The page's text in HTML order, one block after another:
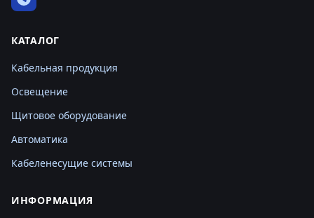
КАТАЛОГ
Кабельная продукция
Освещение
Щитовое оборудование
Автоматика
Кабеленесущие системы
ИНФОРМАЦИЯ